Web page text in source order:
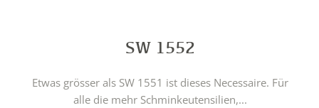
SW 1552
Etwas grösser als SW 1551 ist dieses Necessaire. Für
alle die mehr Schminkeutensilien,...